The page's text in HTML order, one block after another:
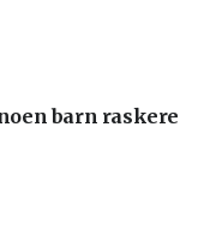
barn raskere